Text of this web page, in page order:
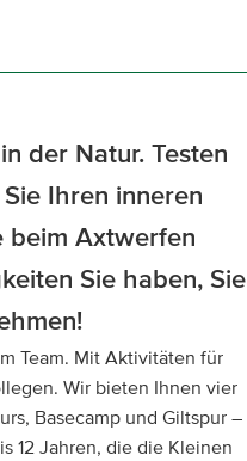
der Natur. Testen
Ihren inneren
beim Axtwerfen
Sie haben, Sie
Team. Mit Aktivitäten für
Wir bieten Ihnen vier
Basecamp und Giltspur –
12 Jahren, die die Kleinen